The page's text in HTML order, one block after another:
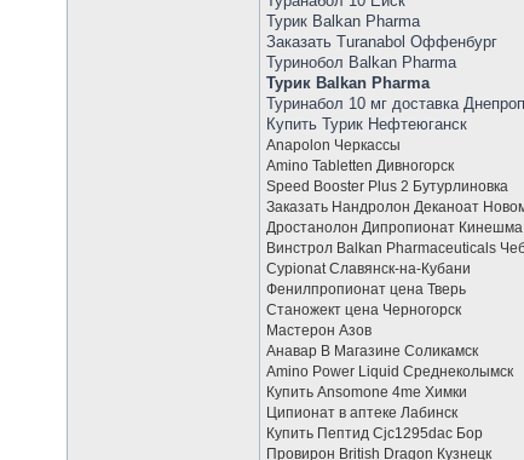
Турик Balkan Pharma
Заказать Turanabol Оффенбург
Туринобол Balkan Pharma
Турик Balkan Pharma
Туринабол 10 мг доставка
Купить Турик Нефтеюганск
Anapolon Черкассы
Amino Tabletten Дивногорск
Speed Booster Plus 2 Бутурлиновка
Заказать Нандролон Деканоат
Дростанолон Дипропионат Кинешма
Винстрол Balkan Pharmaceuticals
Cypionat Славянск-на-Кубани
Фенилпропионат цена Тверь
Станожект цена Черногорск
Мастерон Азов
Анавар В Магазине Соликамск
Amino Power Liquid Среднеколымск
Купить Ansomone 4me Химки
Ципионат в аптеке Лабинск
Купить Пептид Cjc1295dac Бор
Провирон British Dragon Кузнецк